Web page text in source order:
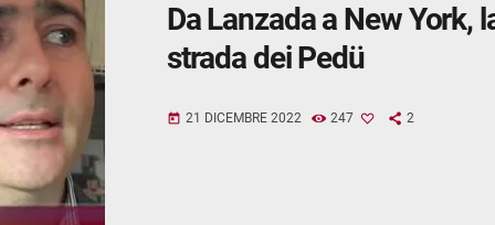
Da Lanzada a New York,
strada dei Pedü
today 21 DICEMBRE 2022 247 2